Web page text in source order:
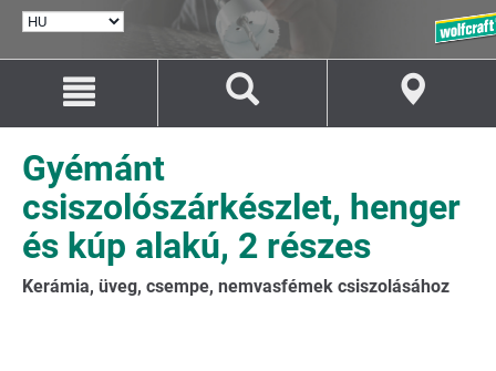
KIVÁLASZTÁSA
tartalomhoz
navigációhoz
Gyémánt
csiszolószárkészlet, henger
és kúp alakú, 2 részes
Kerámia, üveg, csempe, nemvasfémek csiszolásához